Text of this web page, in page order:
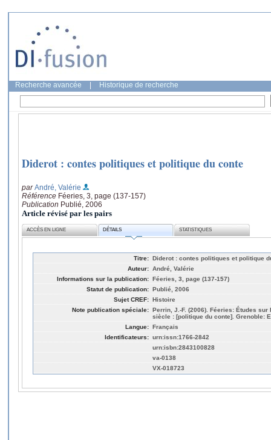
Recherche avancée Historique de recherche
Diderot : contes politiques et politique du conte
parAndré, Valérie
Référence Féeries, 3, page (137-157)
Publication Publié, 2006
Article révisé par les pairs
ACCÈS EN LIGNE DÉTAILS STATISTIQUES
Titre: Diderot : contes politiques et politique
Auteur: André, Valérie
Informations sur la publication: Féeries, 3, page (137-157)
Statut de publication: Publié, 2006
Sujet CREF: Histoire
Note publication spéciale: Perrin, J.-F. (2006). Féeries: Études
siècle : [politique du conte]. Grenoble:
Langue: Français
Identificateurs: urn:issn:1766-2842
urn:isbn:2843100828
va-0138
VX-018723